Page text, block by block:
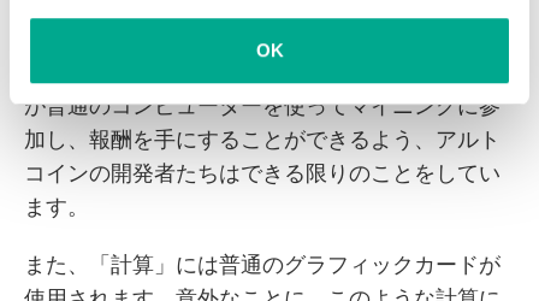
OK
ェア（ASIC）の開発を妨げるか、できる限り遅ら
が普通のコンピューターを使ってマイニングに参
加し、報酬を手にすることができるよう、アルト
コインの開発者たちはできる限りのことをしてい
ます。
また、「計算」には普通のグラフィックカードが